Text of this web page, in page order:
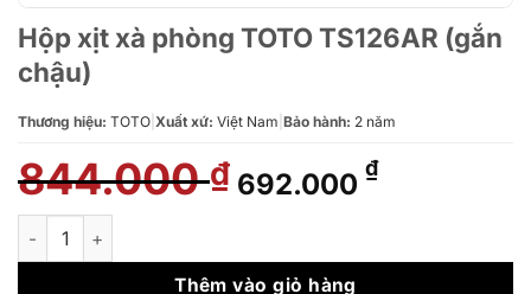
Hộp xịt xà phòng TOTO TS126AR (gắn
chậu)
Thương hiệu: TOTO Xuất xứ: Việt Nam Bảo hành: 2 năm
844.000₫ Giá
gốc
844.000 ₫.
692.000 ₫Giá
là:
Hộp xịt xà phòng TOTO TS126AR (gắn chậu) số lượng
Thêm vào giỏ hàng